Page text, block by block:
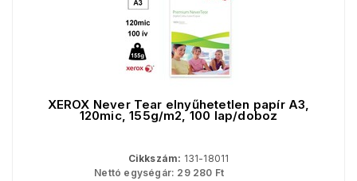
XEROX Never Tear elnyűhetetlen papír A3,
120mic, 155g/m2, 100 lap/doboz
Cikkszám: 131-18011
Nettó egységár: 29 280 Ft